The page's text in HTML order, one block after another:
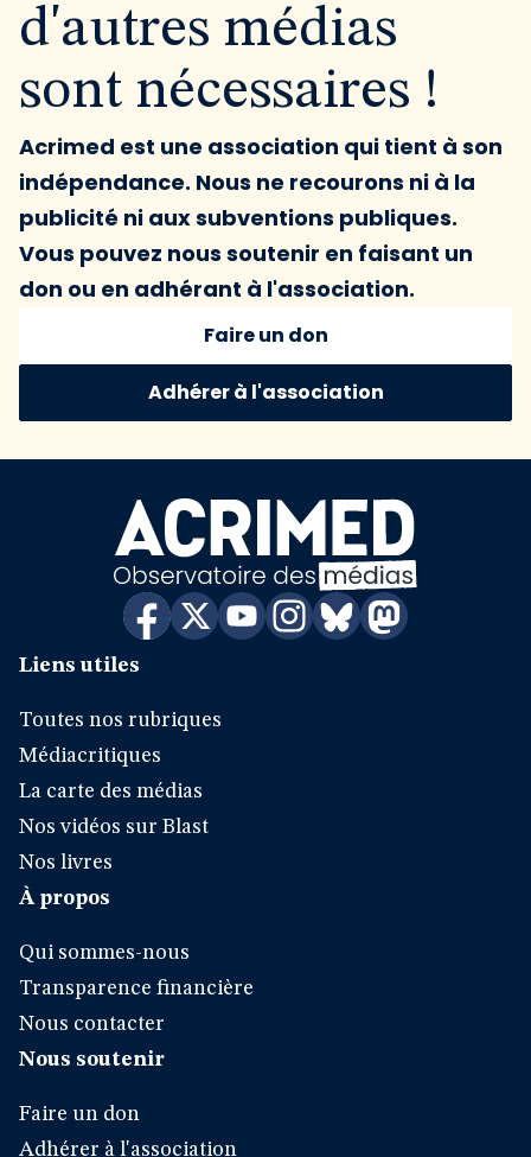
d'autres médias
sont nécessaires !
Acrimed est une association qui tient à son
indépendance. Nous ne recourons ni à la
publicité ni aux subventions publiques.
Vous pouvez nous soutenir en faisant un
don ou en adhérant à l'association.
Faire un don
Adhérer à l'association
Liens utiles
Toutes nos rubriques
Médiacritiques
La carte des médias
Nos vidéos sur Blast
Nos livres
À propos
Qui sommes-nous
Transparence financière
Nous contacter
Nous soutenir
Faire un don
Adhérer à l'association